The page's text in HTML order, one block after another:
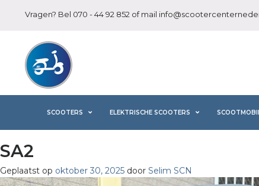
Vragen? Bel 070 - 44 92 852 of mail
SCOOTERS ELEKTRISCHE SCOOTERS
SA2
Geplaatst op oktober 30, 2025 door Selim SCN